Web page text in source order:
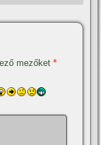
mezőket*